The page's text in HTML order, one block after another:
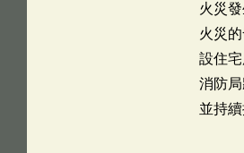
火災
火災
設住
消防
並持